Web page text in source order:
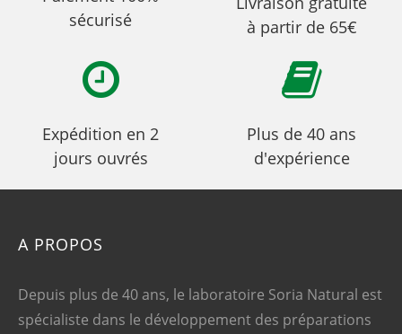
sécurisé
à partir de 65€
Expédition en 2
jours ouvrés
Plus de 40 ans
d'expérience
A PROPOS
Depuis plus de 40 ans, le laboratoire Soria Natural est
spécialiste dans le développement des préparations